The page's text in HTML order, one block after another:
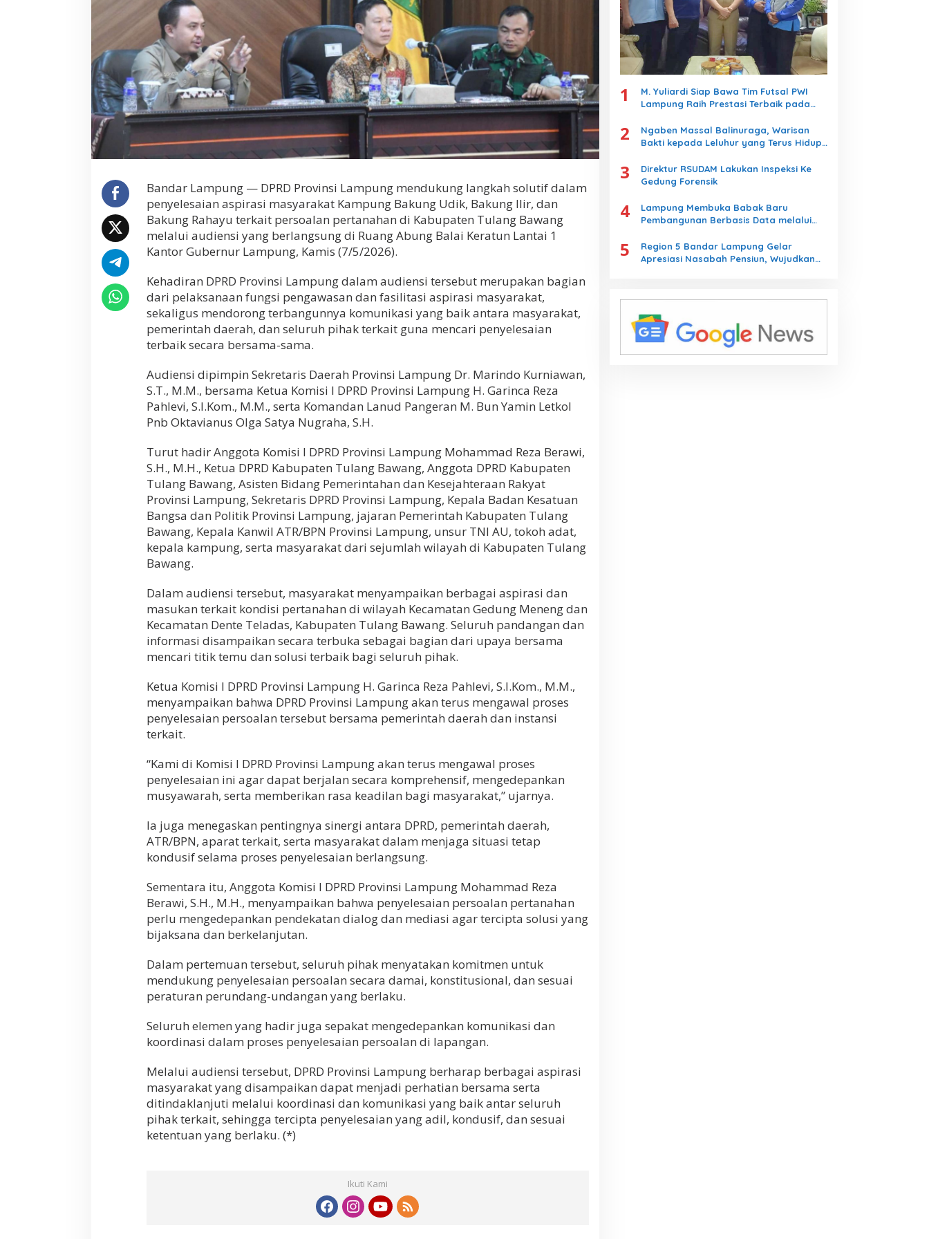
a
n
g
k
a
h
S
o
l
u
t
f
e
n
y
e
l
s
i
a
n
A
s
p
r
a
s
i
M
s
y
a
r
a
k
a
t
B
a
n
g
Bandar Lampung — DPRD Provinsi Lampung mendukung langkah solutif dalam
penyelesaian aspirasi masyarakat Kampung Bakung Udik, Bakung Ilir, dan
Bakung Rahayu terkait persoalan pertanahan di Kabupaten Tulang Bawang
melalui audiensi yang berlangsung di Ruang Abung Balai Keratun Lantai 1
Kantor Gubernur Lampung, Kamis (7/5/2026).
Kehadiran DPRD Provinsi Lampung dalam audiensi tersebut merupakan bagian
dari pelaksanaan fungsi pengawasan dan fasilitasi aspirasi masyarakat,
sekaligus mendorong terbangunnya komunikasi yang baik antara masyarakat,
pemerintah daerah, dan seluruh pihak terkait guna mencari penyelesaian
terbaik secara bersama-sama.
Audiensi dipimpin Sekretaris Daerah Provinsi Lampung Dr. Marindo Kurniawan,
S.T., M.M., bersama Ketua Komisi I DPRD Provinsi Lampung H. Garinca Reza
Pahlevi, S.I.Kom., M.M., serta Komandan Lanud Pangeran M. Bun Yamin Letkol
Pnb Oktavianus Olga Satya Nugraha, S.H.
Turut hadir Anggota Komisi I DPRD Provinsi Lampung Mohammad Reza Berawi,
S.H., M.H., Ketua DPRD Kabupaten Tulang Bawang, Anggota DPRD Kabupaten
Tulang Bawang, Asisten Bidang Pemerintahan dan Kesejahteraan Rakyat
Provinsi Lampung, Sekretaris DPRD Provinsi Lampung, Kepala Badan Kesatuan
Bangsa dan Politik Provinsi Lampung, jajaran Pemerintah Kabupaten Tulang
Bawang, Kepala Kanwil ATR/BPN Provinsi Lampung, unsur TNI AU, tokoh adat,
kepala kampung, serta masyarakat dari sejumlah wilayah di Kabupaten Tulang
Bawang.
Dalam audiensi tersebut, masyarakat menyampaikan berbagai aspirasi dan
masukan terkait kondisi pertanahan di wilayah Kecamatan Gedung Meneng dan
Kecamatan Dente Teladas, Kabupaten Tulang Bawang. Seluruh pandangan dan
informasi disampaikan secara terbuka sebagai bagian dari upaya bersama
mencari titik temu dan solusi terbaik bagi seluruh pihak.
Ketua Komisi I DPRD Provinsi Lampung H. Garinca Reza Pahlevi, S.I.Kom., M.M.,
menyampaikan bahwa DPRD Provinsi Lampung akan terus mengawal proses
penyelesaian persoalan tersebut bersama pemerintah daerah dan instansi
terkait.
“Kami di Komisi I DPRD Provinsi Lampung akan terus mengawal proses
penyelesaian ini agar dapat berjalan secara komprehensif, mengedepankan
musyawarah, serta memberikan rasa keadilan bagi masyarakat,” ujarnya.
Ia juga menegaskan pentingnya sinergi antara DPRD, pemerintah daerah,
ATR/BPN, aparat terkait, serta masyarakat dalam menjaga situasi tetap
kondusif selama proses penyelesaian berlangsung.
Sementara itu, Anggota Komisi I DPRD Provinsi Lampung Mohammad Reza
Berawi, S.H., M.H., menyampaikan bahwa penyelesaian persoalan pertanahan
perlu mengedepankan pendekatan dialog dan mediasi agar tercipta solusi yang
bijaksana dan berkelanjutan.
Dalam pertemuan tersebut, seluruh pihak menyatakan komitmen untuk
mendukung penyelesaian persoalan secara damai, konstitusional, dan sesuai
peraturan perundang-undangan yang berlaku.
Seluruh elemen yang hadir juga sepakat mengedepankan komunikasi dan
koordinasi dalam proses penyelesaian persoalan di lapangan.
Melalui audiensi tersebut, DPRD Provinsi Lampung berharap berbagai aspirasi
masyarakat yang disampaikan dapat menjadi perhatian bersama serta
ditindaklanjuti melalui koordinasi dan komunikasi yang baik antar seluruh
pihak terkait, sehingga tercipta penyelesaian yang adil, kondusif, dan sesuai
ketentuan yang berlaku. (*)
Ikuti Kami
1
M. Yuliardi Siap Bawa Tim Futsal PWI
Lampung Raih Prestasi Terbaik pada
2
Ngaben Massal Balinuraga, Warisan
Bakti kepada Leluhur yang Terus Hidup
3
Direktur RSUDAM Lakukan Inspeksi Ke
Gedung Forensik
4
Lampung Membuka Babak Baru
Pembangunan Berbasis Data melalui
AI
5
Region 5 Bandar Lampung Gelar
Apresiasi Nasabah Pensiun, Wujudkan